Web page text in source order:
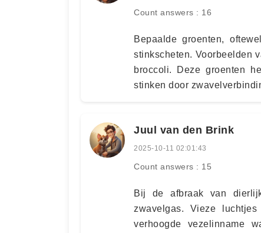
Count answers : 16
Bepaalde groenten,
stinkscheten. Voorbeelden
broccoli. Deze groenten
stinken door
Juul van den Brink
2025-10-11 02:01:43
Count answers : 15
Bij de afbraak van
zwavelgas. Vieze
verhoogde vezelinname